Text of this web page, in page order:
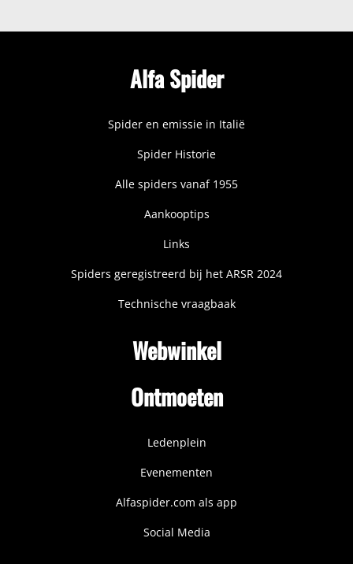
Alfa Spider
Spider en emissie in Italië
Spider Historie
Alle spiders vanaf 1955
Aankooptips
Links
Spiders geregistreerd bij het ARSR 2024
Technische vraagbaak
Webwinkel
Ontmoeten
Ledenplein
Evenementen
Alfaspider.com als app
Social Media